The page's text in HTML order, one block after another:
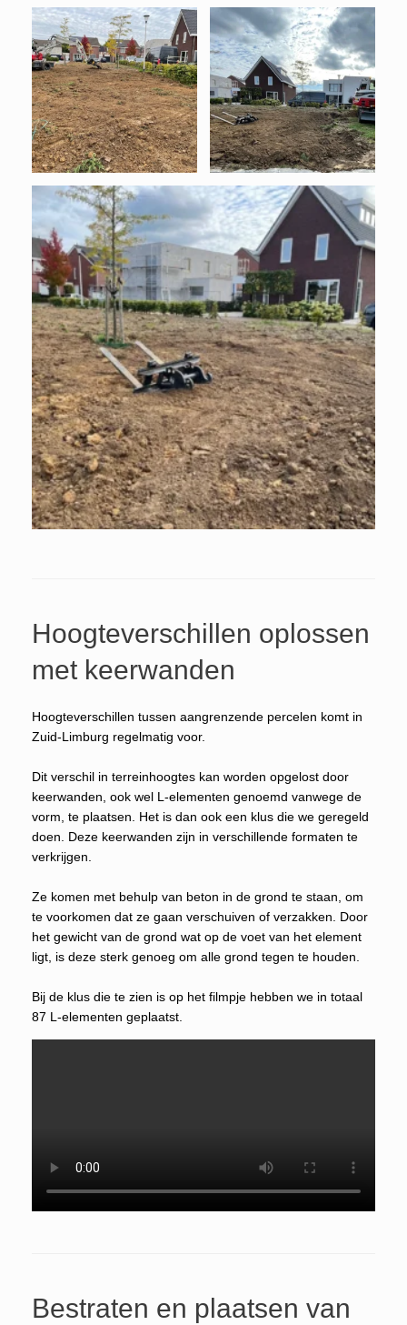
Hoogteverschillen oplossen
met keerwanden
Hoogteverschillen tussen aangrenzende percelen komt in
Zuid-Limburg regelmatig voor.
Dit verschil in terreinhoogtes kan worden opgelost door
keerwanden, ook wel L-elementen genoemd vanwege de
vorm, te plaatsen. Het is dan ook een klus die we geregeld
doen. Deze keerwanden zijn in verschillende formaten te
verkrijgen.
Ze komen met behulp van beton in de grond te staan, om
te voorkomen dat ze gaan verschuiven of verzakken. Door
het gewicht van de grond wat op de voet van het element
ligt, is deze sterk genoeg om alle grond tegen te houden.
Bij de klus die te zien is op het filmpje hebben we in totaal
87 L-elementen geplaatst.
Bestraten en plaatsen van